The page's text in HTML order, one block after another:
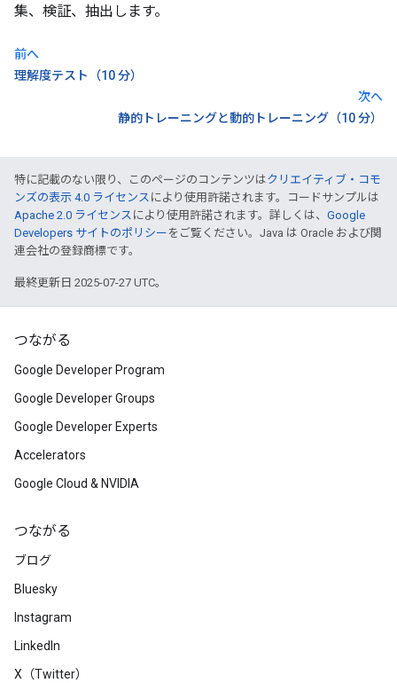
集、検証、抽出します。
前へ
理解度テスト（10 分）
次へ
静的トレーニングと動的トレーニング（10 分）
特に記載のない限り、このページのコンテンツはクリエイティブ・コモ
ンズの表示 4.0 ライセンス により使用許諾されます。コードサンプルは
Apache 2.0 ライセンス により使用許諾されます。詳しくは、 Google
Developers サイトのポリシー をご覧ください。Java は Oracle および関
連会社の登録商標です。
最終更新日 2025-07-27 UTC。
つながる
Google Developer Program
Google Developer Groups
Google Developer Experts
Accelerators
Google Cloud & NVIDIA
つながる
ブログ
Bluesky
Instagram
LinkedIn
X（Twitter）